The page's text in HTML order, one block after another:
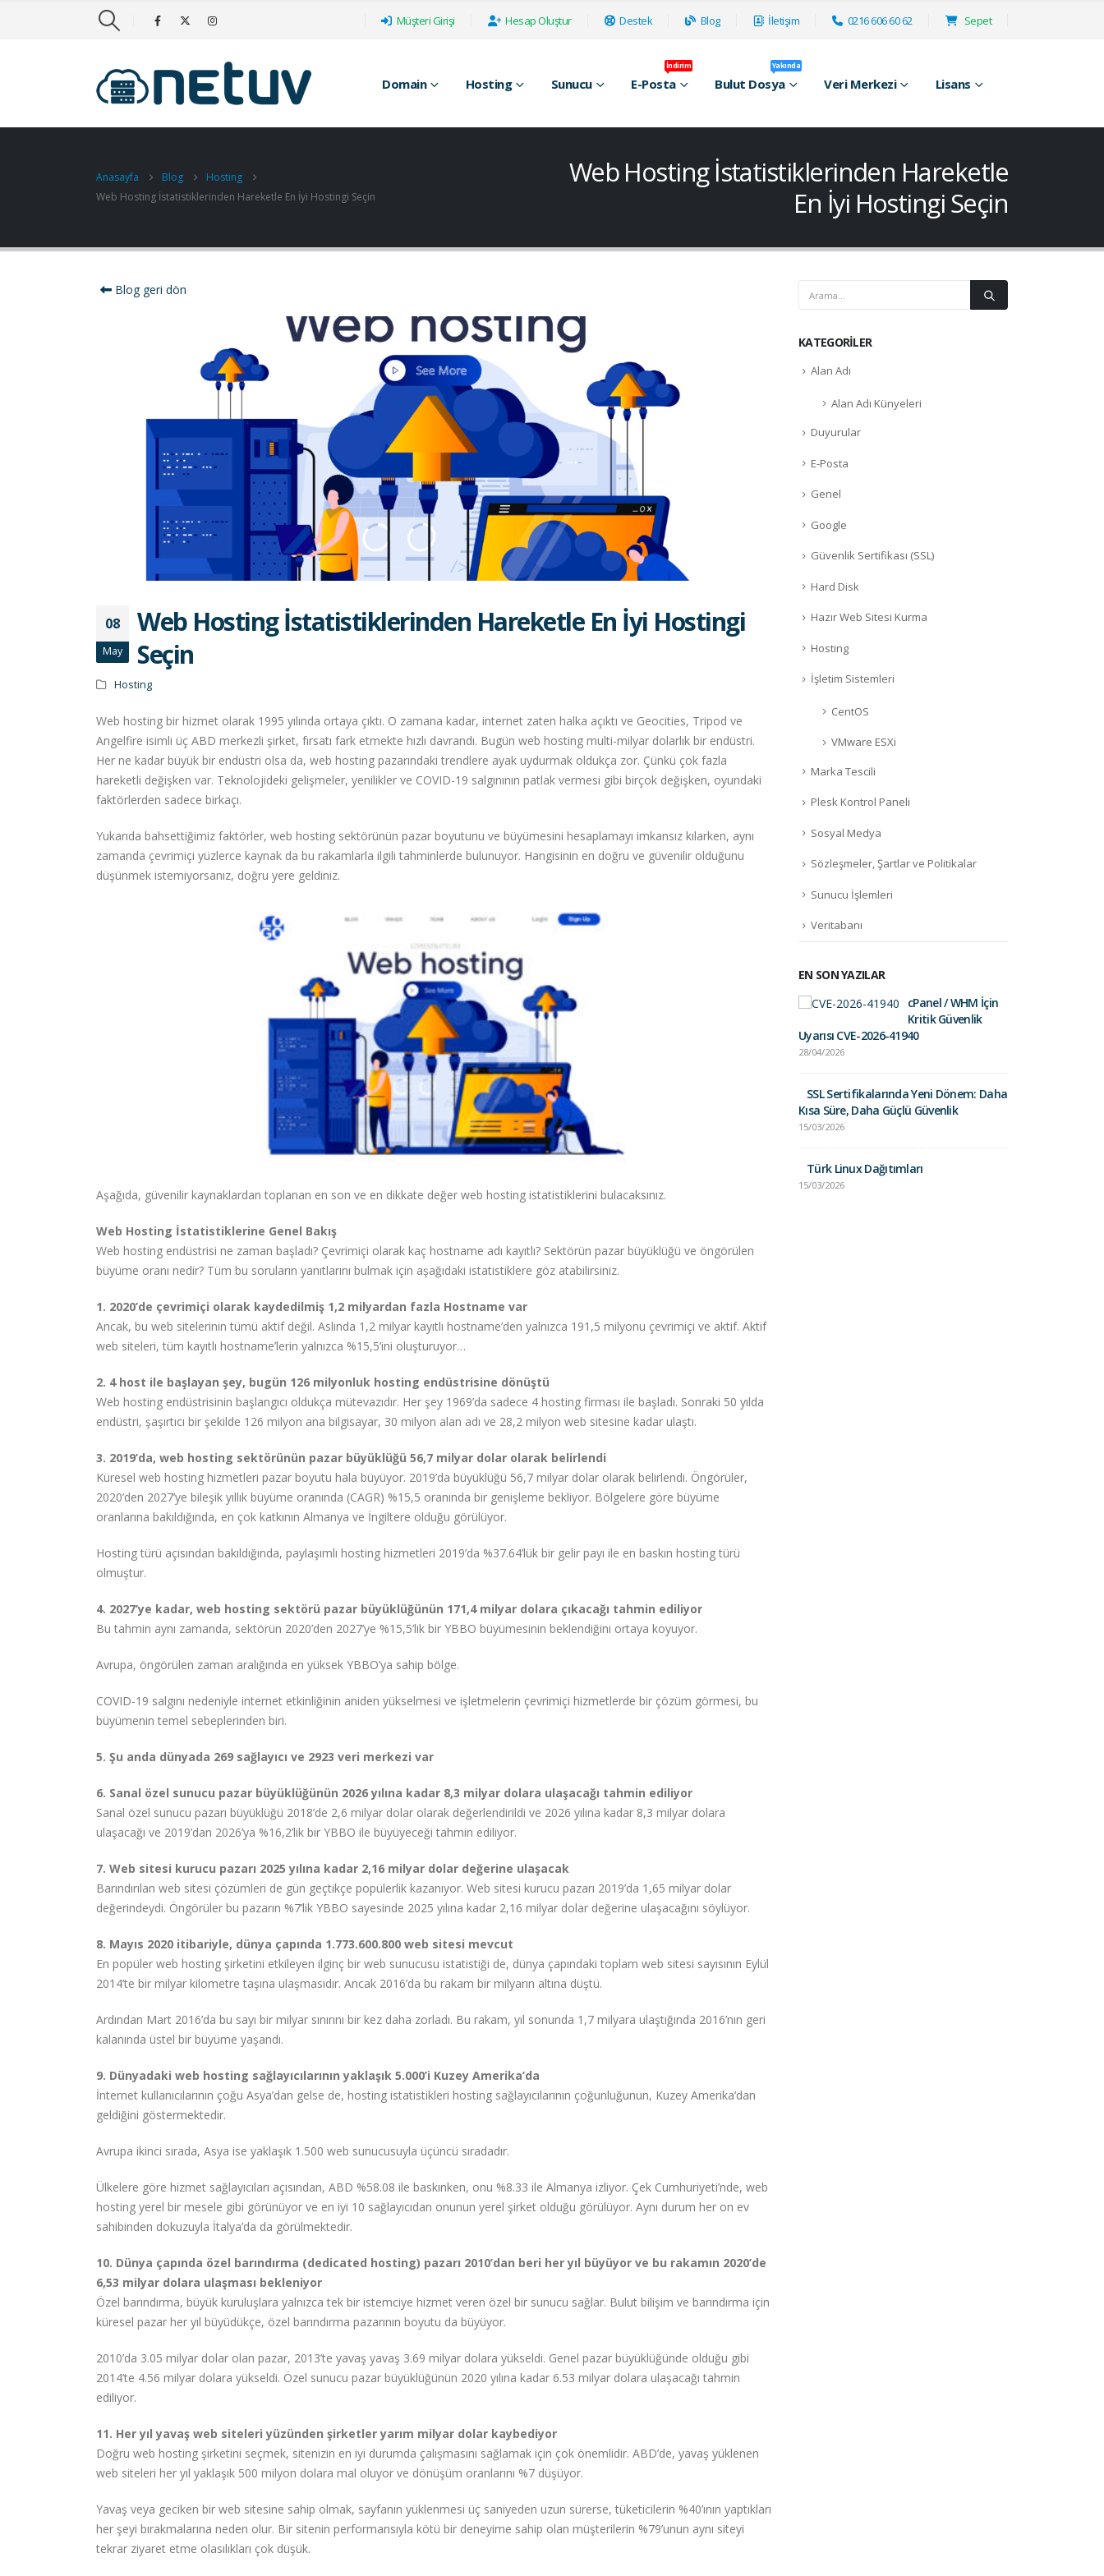
Müşteri Girişi Hesap Oluştur Destek Blog İletişim 0216 606 60 62 Sepet
Domain Hosting Sunucu E-Posta
İndirim
Bulut Dosya
Yakında
Veri Merkezi Lisans
Anasayfa Blog
Hosting
Web Hosting İstatistiklerinden Hareketle En İyi Hostingi Seçin
Web Hosting İstatistiklerinden Hareketle
En İyi Hostingi Seçin
Blog geri dön
08
May
Web Hosting İstatistiklerinden Hareketle En İyi Hostingi
Seçin
Hosting
Web hosting bir hizmet olarak 1995 yılında ortaya çıktı. O zamana kadar, internet zaten halka açıktı ve Geocities, Tripod ve
Angelfire isimli üç ABD merkezli şirket, fırsatı fark etmekte hızlı davrandı. Bugün web hosting multi-milyar dolarlık bir endüstri.
Her ne kadar büyük bir endüstri olsa da, web hosting pazarındaki trendlere ayak uydurmak oldukça zor. Çünkü çok fazla
hareketli değişken var. Teknolojideki gelişmeler, yenilikler ve COVID-19 salgınının patlak vermesi gibi birçok değişken, oyundaki
faktörlerden sadece birkaçı.
Yukarıda bahsettiğimiz faktörler, web hosting sektörünün pazar boyutunu ve büyümesini hesaplamayı imkansız kılarken, aynı
zamanda çevrimiçi yüzlerce kaynak da bu rakamlarla ilgili tahminlerde bulunuyor. Hangisinin en doğru ve güvenilir olduğunu
düşünmek istemiyorsanız, doğru yere geldiniz.
Aşağıda, güvenilir kaynaklardan toplanan en son ve en dikkate değer web hosting istatistiklerini bulacaksınız.
Web Hosting İstatistiklerine Genel Bakış
Web hosting endüstrisi ne zaman başladı? Çevrimiçi olarak kaç hostname adı kayıtlı? Sektörün pazar büyüklüğü ve öngörülen
büyüme oranı nedir? Tüm bu soruların yanıtlarını bulmak için aşağıdaki istatistiklere göz atabilirsiniz.
1. 2020’de çevrimiçi olarak kaydedilmiş 1,2 milyardan fazla Hostname var
Ancak, bu web sitelerinin tümü aktif değil. Aslında 1,2 milyar kayıtlı hostname’den yalnızca 191,5 milyonu çevrimiçi ve aktif. Aktif
web siteleri, tüm kayıtlı hostname’lerin yalnızca %15,5’ini oluşturuyor…
2. 4 host ile başlayan şey, bugün 126 milyonluk hosting endüstrisine dönüştü
Web hosting endüstrisinin başlangıcı oldukça mütevazıdır. Her şey 1969’da sadece 4 hosting firması ile başladı. Sonraki 50 yılda
endüstri, şaşırtıcı bir şekilde 126 milyon ana bilgisayar, 30 milyon alan adı ve 28,2 milyon web sitesine kadar ulaştı.
3. 2019’da, web hosting sektörünün pazar büyüklüğü 56,7 milyar dolar olarak belirlendi
Küresel web hosting hizmetleri pazar boyutu hala büyüyor. 2019’da büyüklüğü 56,7 milyar dolar olarak belirlendi. Öngörüler,
2020’den 2027’ye bileşik yıllık büyüme oranında (CAGR) %15,5 oranında bir genişleme bekliyor. Bölgelere göre büyüme
oranlarına bakıldığında, en çok katkının Almanya ve İngiltere olduğu görülüyor.
Hosting türü açısından bakıldığında, paylaşımlı hosting hizmetleri 2019’da %37.64’lük bir gelir payı ile en baskın hosting türü
olmuştur.
4. 2027’ye kadar, web hosting sektörü pazar büyüklüğünün 171,4 milyar dolara çıkacağı tahmin ediliyor
Bu tahmin aynı zamanda, sektörün 2020’den 2027’ye %15,5’lik bir YBBO büyümesinin beklendiğini ortaya koyuyor.
Avrupa, öngörülen zaman aralığında en yüksek YBBO’ya sahip bölge.
COVID-19 salgını nedeniyle internet etkinliğinin aniden yükselmesi ve işletmelerin çevrimiçi hizmetlerde bir çözüm görmesi, bu
büyümenin temel sebeplerinden biri.
5. Şu anda dünyada 269 sağlayıcı ve 2923 veri merkezi var
6. Sanal özel sunucu pazar büyüklüğünün 2026 yılına kadar 8,3 milyar dolara ulaşacağı tahmin ediliyor
Sanal özel sunucu pazarı büyüklüğü 2018’de 2,6 milyar dolar olarak değerlendirildi ve 2026 yılına kadar 8,3 milyar dolara
ulaşacağı ve 2019’dan 2026’ya %16,2’lik bir YBBO ile büyüyeceği tahmin ediliyor.
7. Web sitesi kurucu pazarı 2025 yılına kadar 2,16 milyar dolar değerine ulaşacak
Barındırılan web sitesi çözümleri de gün geçtikçe popülerlik kazanıyor. Web sitesi kurucu pazarı 2019’da 1,65 milyar dolar
değerindeydi. Öngörüler bu pazarın %7’lik YBBO sayesinde 2025 yılına kadar 2,16 milyar dolar değerine ulaşacağını söylüyor.
8. Mayıs 2020 itibariyle, dünya çapında 1.773.600.800 web sitesi mevcut
En popüler web hosting şirketini etkileyen ilginç bir web sunucusu istatistiği de, dünya çapındaki toplam web sitesi sayısının Eylül
2014’te bir milyar kilometre taşına ulaşmasıdır. Ancak 2016’da bu rakam bir milyarın altına düştü.
Ardından Mart 2016’da bu sayı bir milyar sınırını bir kez daha zorladı. Bu rakam, yıl sonunda 1,7 milyara ulaştığında 2016’nın geri
kalanında üstel bir büyüme yaşandı.
9. Dünyadaki web hosting sağlayıcılarının yaklaşık 5.000’i Kuzey Amerika’da
İnternet kullanıcılarının çoğu Asya’dan gelse de, hosting istatistikleri hosting sağlayıcılarının çoğunluğunun, Kuzey Amerika‘dan
geldiğini göstermektedir.
Avrupa ikinci sırada, Asya ise yaklaşık 1.500 web sunucusuyla üçüncü sıradadır.
Ülkelere göre hizmet sağlayıcıları açısından, ABD %58.08 ile baskınken, onu %8.33 ile Almanya izliyor. Çek Cumhuriyeti’nde, web
hosting yerel bir mesele gibi görünüyor ve en iyi 10 sağlayıcıdan onunun yerel şirket olduğu görülüyor. Aynı durum her on ev
sahibinden dokuzuyla İtalya’da da görülmektedir.
10. Dünya çapında özel barındırma (dedicated hosting) pazarı 2010’dan beri her yıl büyüyor ve bu rakamın 2020’de
6,53 milyar dolara ulaşması bekleniyor
Özel barındırma, büyük kuruluşlara yalnızca tek bir istemciye hizmet veren özel bir sunucu sağlar. Bulut bilişim ve barındırma için
küresel pazar her yıl büyüdükçe, özel barındırma pazarının boyutu da büyüyor.
2010’da 3.05 milyar dolar olan pazar, 2013’te yavaş yavaş 3.69 milyar dolara yükseldi. Genel pazar büyüklüğünde olduğu gibi
2014’te 4.56 milyar dolara yükseldi. Özel sunucu pazar büyüklüğünün 2020 yılına kadar 6.53 milyar dolara ulaşacağı tahmin
ediliyor.
11. Her yıl yavaş web siteleri yüzünden şirketler yarım milyar dolar kaybediyor
Doğru web hosting şirketini seçmek, sitenizin en iyi durumda çalışmasını sağlamak için çok önemlidir. ABD’de, yavaş yüklenen
web siteleri her yıl yaklaşık 500 milyon dolara mal oluyor ve dönüşüm oranlarını %7 düşüyor.
Yavaş veya geciken bir web sitesine sahip olmak, sayfanın yüklenmesi üç saniyeden uzun sürerse, tüketicilerin %40’ının yaptıkları
her şeyi bırakmalarına neden olur. Bir sitenin performansıyla kötü bir deneyime sahip olan müşterilerin %79’unun aynı siteyi
tekrar ziyaret etme olasılıkları çok düşük.
KATEGORILER
Alan Adı
Alan Adı Künyeleri
Duyurular
E-Posta
Genel
Google
Güvenlik Sertifikası (SSL)
Hard Disk
Hazır Web Sitesi Kurma
Hosting
İşletim Sistemleri
CentOS
VMware ESXi
Marka Tescili
Plesk Kontrol Paneli
Sosyal Medya
Sözleşmeler, Şartlar ve Politikalar
Sunucu İşlemleri
Veritabanı
EN SON YAZILAR
cPanel / WHM İçin
Kritik Güvenlik
Uyarısı CVE-2026-41940
28/04/2026
SSL Sertifikalarında Yeni Dönem: Daha
Kısa Süre, Daha Güçlü Güvenlik
15/03/2026
Türk Linux Dağıtımları
15/03/2026